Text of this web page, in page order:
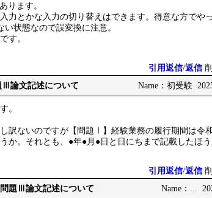
ります。
力とかな入力の切り替えはできます。得意な方でや
状態なので誤変換に注意。
す。
引用返信/返信
論文記述について Name：初受験
。
訳ないのですが【問題Ⅰ】経験業務の履行期間は令
か。それとも、●年●月●日と日にちまで記載したほう
引用返信/返信
題Ⅲ論文記述について Name：...